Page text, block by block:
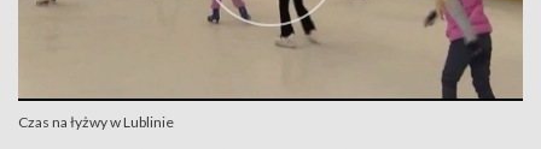
Czas na łyżwy w Lublinie